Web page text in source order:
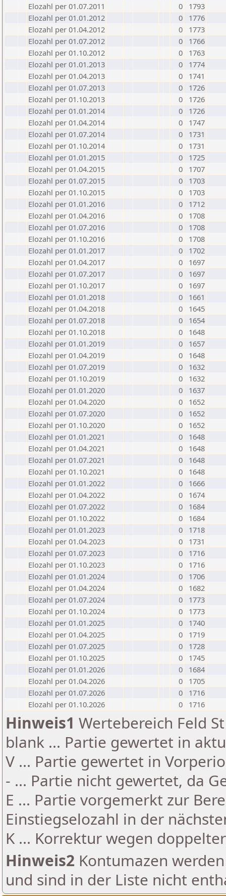
Elozahl per 01.07.2011
0
1793
Elozahl per 01.01.2012
0
1776
Elozahl per 01.04.2012
0
1773
Elozahl per 01.07.2012
0
1766
Elozahl per 01.10.2012
0
1763
Elozahl per 01.01.2013
0
1774
Elozahl per 01.04.2013
0
1741
Elozahl per 01.07.2013
0
1726
Elozahl per 01.10.2013
0
1726
Elozahl per 01.01.2014
0
1726
Elozahl per 01.04.2014
0
1747
Elozahl per 01.07.2014
0
1731
Elozahl per 01.10.2014
0
1731
Elozahl per 01.01.2015
0
1725
Elozahl per 01.04.2015
0
1707
Elozahl per 01.07.2015
0
1703
Elozahl per 01.10.2015
0
1703
Elozahl per 01.01.2016
0
1712
Elozahl per 01.04.2016
0
1708
Elozahl per 01.07.2016
0
1708
Elozahl per 01.10.2016
0
1708
Elozahl per 01.01.2017
0
1702
Elozahl per 01.04.2017
0
1697
Elozahl per 01.07.2017
0
1697
Elozahl per 01.10.2017
0
1697
Elozahl per 01.01.2018
0
1661
Elozahl per 01.04.2018
0
1645
Elozahl per 01.07.2018
0
1654
Elozahl per 01.10.2018
0
1648
Elozahl per 01.01.2019
0
1657
Elozahl per 01.04.2019
0
1648
Elozahl per 01.07.2019
0
1632
Elozahl per 01.10.2019
0
1632
Elozahl per 01.01.2020
0
1637
Elozahl per 01.04.2020
0
1652
Elozahl per 01.07.2020
0
1652
Elozahl per 01.10.2020
0
1652
Elozahl per 01.01.2021
0
1648
Elozahl per 01.04.2021
0
1648
Elozahl per 01.07.2021
0
1648
Elozahl per 01.10.2021
0
1648
Elozahl per 01.01.2022
0
1666
Elozahl per 01.04.2022
0
1674
Elozahl per 01.07.2022
0
1684
Elozahl per 01.10.2022
0
1684
Elozahl per 01.01.2023
0
1718
Elozahl per 01.04.2023
0
1731
Elozahl per 01.07.2023
0
1716
Elozahl per 01.10.2023
0
1716
Elozahl per 01.01.2024
0
1706
Elozahl per 01.04.2024
0
1682
Elozahl per 01.07.2024
0
1773
Elozahl per 01.10.2024
0
1773
Elozahl per 01.01.2025
0
1740
Elozahl per 01.04.2025
0
1719
Elozahl per 01.07.2025
0
1728
Elozahl per 01.10.2025
0
1745
Elozahl per 01.01.2026
0
1684
Elozahl per 01.04.2026
0
1705
Elozahl per 01.07.2026
0
1716
Elozahl per 01.10.2026
0 1716
Hinweis1 Wertebereich Feld
blank ... Partie gewertet in
V ... Partie gewertet in
- ... Partie nicht gewertet, da
E ... Partie vorgemerkt zur
Einstiegselozahl in der
K ... Korrektur wegen
Hinweis2 Kontumazen
und sind in der Liste nicht